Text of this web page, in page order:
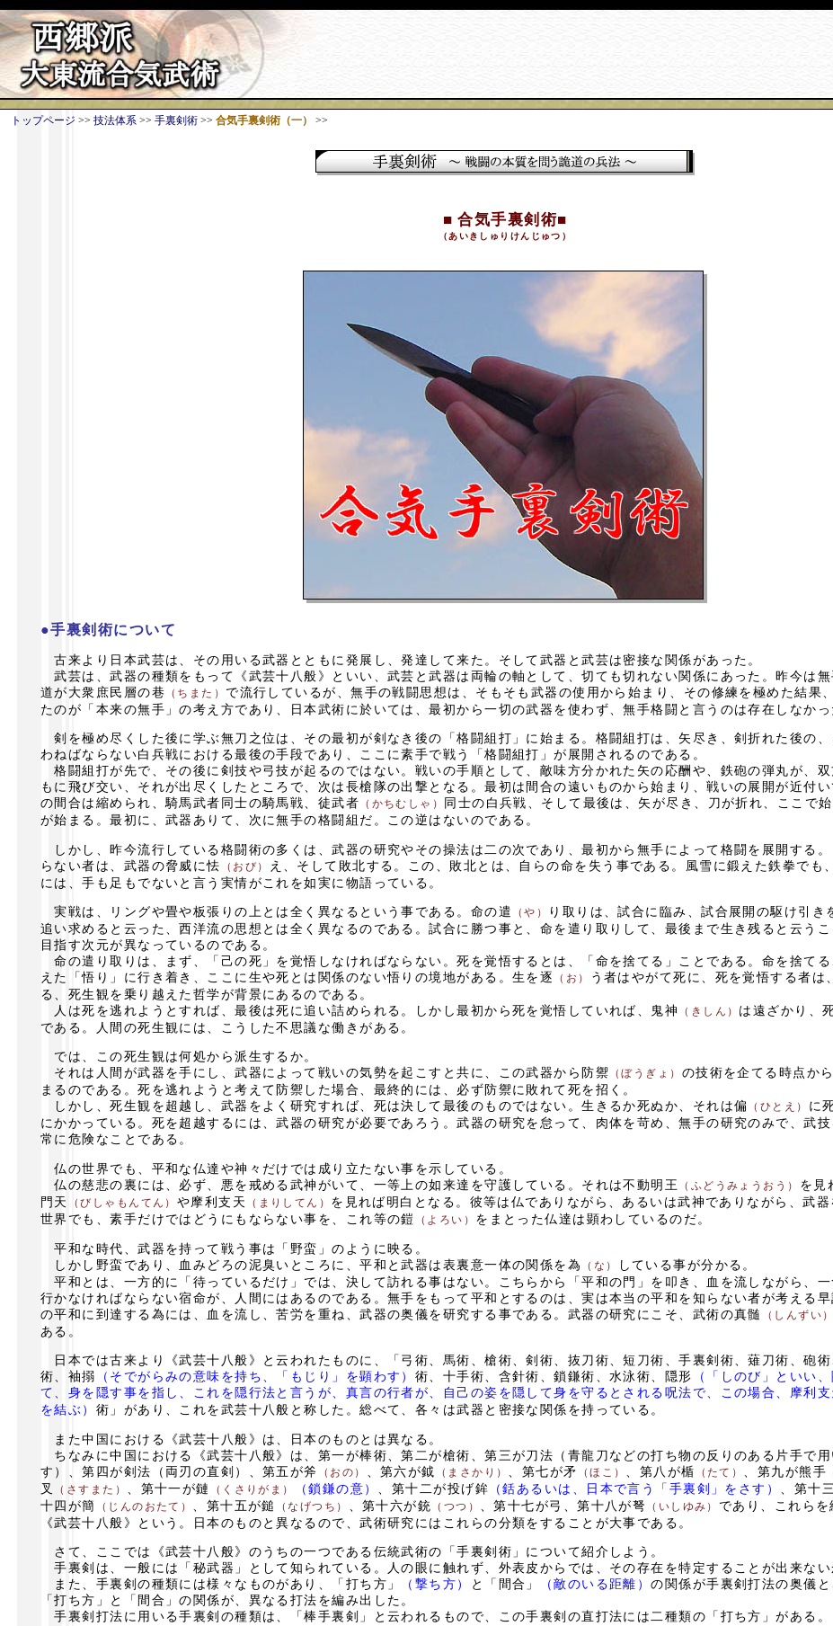
トップページ >> 技法体系 >> 手裏剣術 >> 合気手裏剣術 （一） >>
■ 合気手裏剣術■
（あいきしゅりけんじゅつ）
●手裏剣術について
古来より日本武芸は、その用いる武器とともに発展し、発達して来た。そして武器と武芸は密接な関係があった。
武芸は、武器の種類をもって《武芸十八般》といい、武芸と武器は両輪の軸として、切ても切れない関係にあった。昨今は
道が大衆庶民層の巷
（ちまた） で流行しているが、無手の戦闘思想は、そもそも武器の使用から始まり、その修練を極めた結果
たのが「本来の無手」の考え方であり、日本武術に於いては、最初から一切の武器を使わず、無手格闘と言うのは存在しなかっ
剣を極め尽くした後に学ぶ無刀之位は、その最初が剣なき後の「格闘組打」に始まる。格闘組打は、矢尽き、剣折れた後の
わねばならない白兵戦における最後の手段であり、ここに素手で戦う「格闘組打」が展開されるのである。
格闘組打が先で、その後に剣技や弓技が起るのではない。戦いの手順として、敵味方分かれた矢の応酬や、鉄砲の弾丸が、双
もに飛び交い、それが出尽くしたところで、次は長槍隊の出撃となる。最初は間合の遠いものから始まり、戦いの展開が近付
の間合は縮められ、騎馬武者同士の騎馬戦、徒武者 （かちむしゃ） 同士の白兵戦、そして最後は、矢が尽き、刀が折れ、ここで
が始まる。最初に、武器ありて、次に無手の格闘組だ。この逆はないのである。
しかし、昨今流行している格闘術の多くは、武器の研究やその操法は二の次であり、最初から無手によって格闘を展開する
らない者は、武器の脅威に怯
（おび）
え、そして敗北する。この、敗北とは、自らの命を失う事である。風雪に鍛えた鉄拳でも
には、手も足もでないと言う実情がこれを如実に物語っている。
実戦は、リングや畳や板張りの上とは全く異なるという事である。命の遣 （や）
り取りは、試合に臨み、試合展開の駆け引き
追い求めると云った、西洋流の思想とは全く異なるのである。試合に勝つ事と、命を遣り取りして、最後まで生き残ると云う
目指す次元が異なっているのである。
命の遣り取りは、まず、「己の死」を覚悟しなければならない。死を覚悟するとは、「命を捨てる」ことである。命を捨て
えた「悟り」に行き着き、ここに生や死とは関係のない悟りの境地がある。生を逐
（お）
う者はやがて死に、死を覚悟する者は
る、死生観を乗り越えた哲学が背景にあるのである。
人は死を逃れようとすれば、最後は死に追い詰められる。しかし最初から死を覚悟していれば、鬼神
（きしん） は遠ざかり、
である。人間の死生観には、こうした不思議な働きがある。
では、この死生観は何処から派生するか。
それは人間が武器を手にし、武器によって戦いの気勢を起こすと共に、この武器から防禦 （ぼうぎょ） の技術を企てる時点か
まるのである。死を逃れようと考えて防禦した場合、最終的には、必ず防禦に敗れて死を招く。
しかし、死生観を超越し、武器をよく研究すれば、死は決して最後のものではない。生きるか死ぬか、それは偏
（ひとえ）
に
にかかっている。死を超越するには、武器の研究が必要であろう。武器の研究を怠って、肉体を苛め、無手の研究のみで、武
常に危険なことである。
仏の世界でも、平和な仏達や神々だけでは成り立たない事を示している。
仏の慈悲の裏には、必ず、悪を戒める武神がいて、一等上の如来達を守護している。それは不動明王
（ふどうみょうおう）
を見
門天
（びしゃもんてん） や摩利支天 （まりしてん） を見れば明白となる。彼等は仏でありながら、あるいは武神でありながら、武
世界でも、素手だけではどうにもならない事を、これ等の鎧
（よろい） をまとった仏達は顕わしているのだ。
平和な時代、武器を持って戦う事は「野蛮」のように映る。
しかし野蛮であり、血みどろの泥臭いところに、平和と武器は表裏意一体の関係を為
（な）
している事が分かる。
平和とは、一方的に「待っているだけ」では、決して訪れる事はない。こちらから「平和の門」を叩き、血を流しながら、
行かなければならない宿命が、人間にはあるのである。無手をもって平和とするのは、実は本当の平和を知らない者が考える
の平和に到達する為には、血を流し、苦労を重ね、武器の奥儀を研究する事である。武器の研究にこそ、武術の真髄
（しんずい）
ある。
日本では古来より《武芸十八般》と云われたものに、「弓術、馬術、槍術、剣術、抜刀術、短刀術、手裏剣術、薙刀術、砲
術、袖搦
（そでがらみの意味を持ち、「もじり」を顕わす） 術、十手術、含針術、鎖鎌術、水泳術、隠形
（「しのび」といい
て、身を隠す事を指し、これを隠行法と言うが、真言の行者が、自己の姿を隠して身を守るとされる呪法で、この場合、摩利支
を結ぶ） 術」があり、これを武芸十八般と称した。総べて、各々は武器と密接な関係を持っている。
また中国における《武芸十八般》は、日本のものとは異なる。
ちなみに中国における《武芸十八般》は、第一が棒術、第二が槍術、第三が刀法（青龍刀などの打ち物の反りのある片手で
す）、第四が剣法（両刃の直剣）、第五が斧
（おの） 、第六が鉞 （まさかり） 、第七が矛 （ほこ） 、第八が楯 （たて） 、第九が熊手
叉
（さすまた） 、第十一が鏈 （くさりがま） （鎖鎌の意） 、第十二が投げ鉾 （銛あるいは、日本で言う「手裏剣」をさす） 、第十
十四が簡
（じんのおたて） 、第十五が鎚 （なげつち） 、第十六が銃 （つつ） 、第十七が弓、第十八が弩 （いしゆみ） であり、これら
《武芸十八般》という。日本のものと異なるので、武術研究にはこれらの分類をすることが大事である。
さて、ここでは《武芸十八般》のうちの一つである伝統武術の「手裏剣術」について紹介しよう。
手裏剣は、一般には「秘武器」として知られている。人の眼に触れず、外表皮からでは、その存在を特定することが出来ない
また、手裏剣の種類には様々なものがあり、「打ち方」
（撃ち方） と「間合」 （敵のいる距離）の関係が手裏剣打法の奥儀と
「打ち方」と「間合」の関係が、異なる打法を編み出した。
手裏剣打法に用いる手裏剣の種類は、「棒手裏剣」と云われるもので、この手裏剣の直打法には二種類の「打ち方」がある。